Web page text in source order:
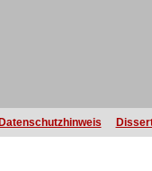
Datenschutzhinweis